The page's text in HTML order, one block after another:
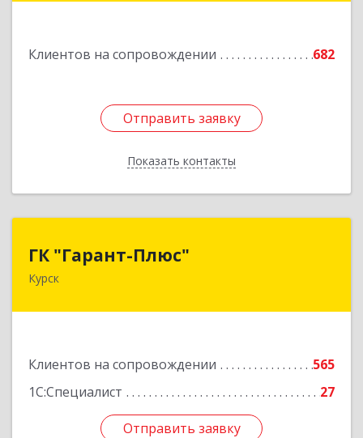
Клиентов на сопровождении 682
Отправить заявку
Показать контакты
Отправить заявку
Назад
ГК "Гарант-Плюс"
Курск
Клиентов на сопровождении
565
1С:Специалист
27
Отправить заявку
305035, Курская обл, Курск г, Овечкина ул, дом
Отправить заявку